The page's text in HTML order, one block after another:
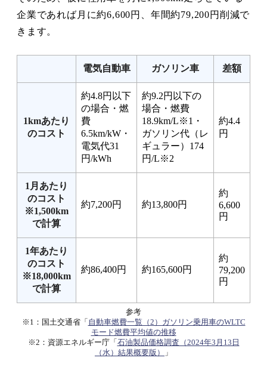
企業であれば月に約6,600円、年間約79,200円削減で
きます。
電気自動車 ガソリン車 差額
1kmあたり
のコスト
約4.8円以下
の場合・燃
費
6.5km/kW・
電気代31
円/kWh
約9.2円以下の
場合・燃費
18.9km/L※1・
ガソリン代（レ
ギュラー）174
円/L※2
約4.4
円
1月あたり
のコスト
※1,500km
で計算
約7,200円 約13,800円
約
6,600
円
1年あたり
のコスト
※18,000km
で計算
約86,400円 約165,600円
約
79,200
円
参考
※1：国土交通省「 自動車燃費一覧（2）ガソリン乗用車のWLTC
モード燃費平均値の推移
※2：資源エネルギー庁「 石油製品価格調査（2024年3月13日
（水）結果概要版）
」